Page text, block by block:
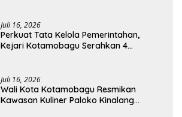
Juli 16, 2026
Perkuat Tata Kelola Pemerintahan,
Kejari Kotamobagu Serahkan 4
Juli 16, 2026
Wali Kota Kotamobagu Resmikan
Kawasan Kuliner Paloko Kinalang